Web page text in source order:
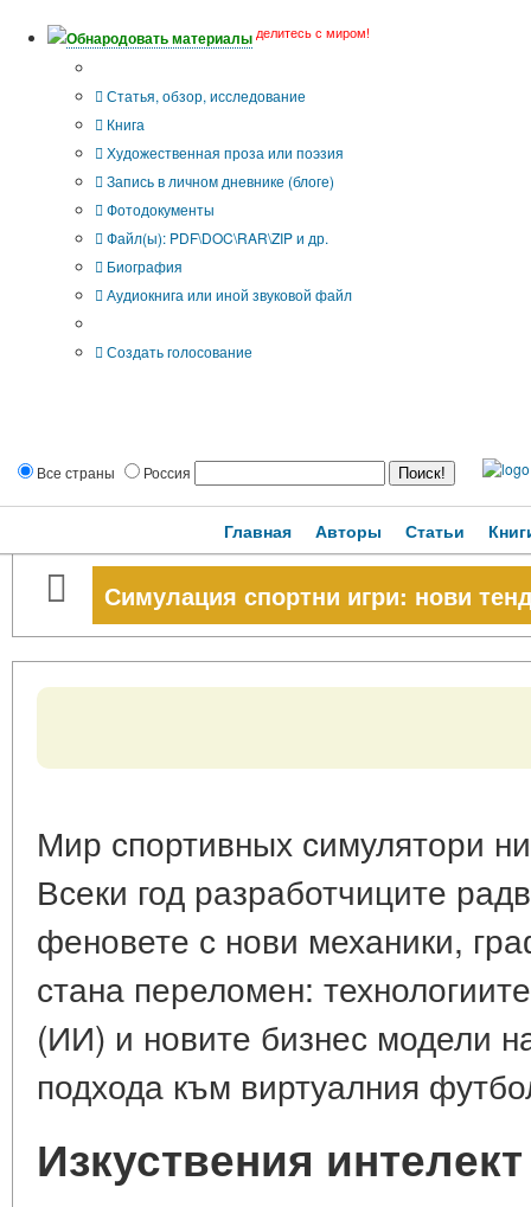
Обнародовать материалы делитесь с миром!
Статья, обзор, исследование
Книга
Художественная проза или поэзия
Запись в личном дневнике (блоге)
Фотодокументы
Файл(ы): PDF\DOC\RAR\ZIP и др.
Биография
Аудиокнига или иной звуковой файл
Создать голосование
Все страны Россия
Главная Авторы Статьи
Симулация спортни игри: нови
Мир спортивных симулятори
Всеки год разработчиците
феновете с нови механики,
стана переломен:
(ИИ) и новите бизнес модели
подхода към виртуалния
Изкуствения